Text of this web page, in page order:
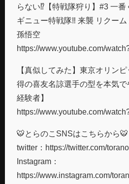
らない⁉︎【特戦隊狩り】#3 一
ギニュー特戦隊‼︎ 来襲 リクー
孫悟空
https://www.youtube.com/
【真似してみた】東京オリン
得の喜友名諒選手の型を本気
経験者】
https://www.youtube.com/
🐯とらのこSNSはこちらから🐯
twitter：https://twitter.com/
Instagram​：
https://www.instagram.com/